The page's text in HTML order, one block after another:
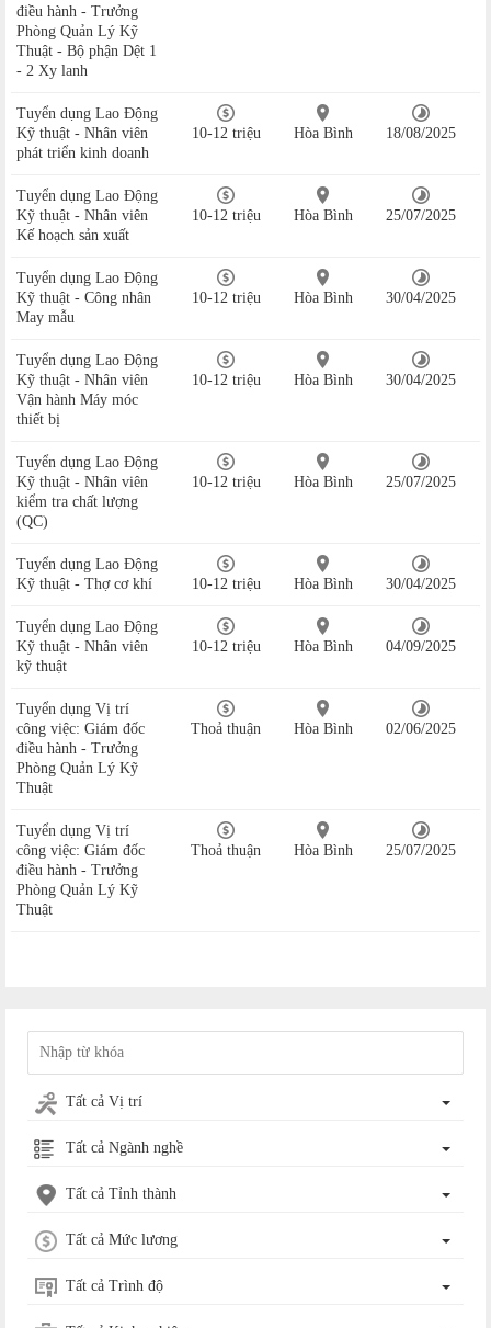
điều hành - Trưởng
Phòng Quản Lý Kỹ
Thuật - Bộ phận Dệt 1
- 2 Xy lanh
Tuyển dụng Lao Động
Kỹ thuật - Nhân viên
phát triển kinh doanh
10-12 triệu Hòa Bình 18/08/2025
Tuyển dụng Lao Động
Kỹ thuật - Nhân viên
Kế hoạch sản xuất
10-12 triệu Hòa Bình 25/07/2025
Tuyển dụng Lao Động
Kỹ thuật - Công nhân
May mẫu
10-12 triệu Hòa Bình 30/04/2025
Tuyển dụng Lao Động
Kỹ thuật - Nhân viên
Vận hành Máy móc
thiết bị
10-12 triệu Hòa Bình 30/04/2025
Tuyển dụng Lao Động
Kỹ thuật - Nhân viên
kiểm tra chất lượng
(QC)
10-12 triệu Hòa Bình 25/07/2025
Tuyển dụng Lao Động
Kỹ thuật - Thợ cơ khí
10-12 triệu Hòa Bình 30/04/2025
Tuyển dụng Lao Động
Kỹ thuật - Nhân viên
kỹ thuật
10-12 triệu Hòa Bình 04/09/2025
Tuyển dụng Vị trí
công việc: Giám đốc
điều hành - Trưởng
Phòng Quản Lý Kỹ
Thuật
Thoả thuận Hòa Bình 02/06/2025
Tuyển dụng Vị trí
công việc: Giám đốc
điều hành - Trưởng
Phòng Quản Lý Kỹ
Thuật
Thoả thuận Hòa Bình 25/07/2025
Tất cả Vị trí
Tất cả Ngành nghề
Tất cả Tỉnh thành
Tất cả Mức lương
Tất cả Trình độ